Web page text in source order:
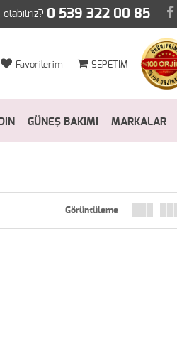
olabilriz? 0 539 322 00 85
SEPETİM
Favorilerim
GÜNEŞ BAKIMI MARKALAR